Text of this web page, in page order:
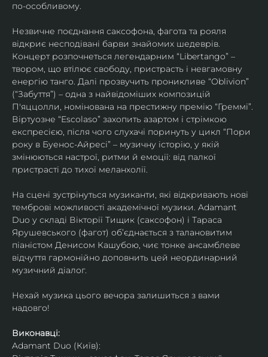
по-особливому.
Незвичне поєднання саксофона, фагота та рояля
відкриє несподівані барви знайомих шедеврів.
Концерт розпочнеться легендарним “Libertango” –
твором, що втілює свободу, пристрасть і невгамовну
енергію танго. Далі прозвучить проникливе “Oblivion”
(“Забуття”) – одна з найвідоміших композицій
П'яццолли, номінована на престижну премію “Греммі”.
Віртуозне “Escolaso” захопить азартом і стрімкою
експресією, після чого слухачі поринуть у цикл “Пори
року в Буенос-Айресі” – музичну історію, у якій
змінюються настрої, ритми й емоції: від палкої
пристрасті до тихої меланхолії.
На сцені зустрінуться музиканти, які відкривають нові
темброві можливості академічної музики. Adamant
Duo у складі Вікторії Тищик (саксофон) і Тараса
Ярушевського (фагот) об’єднається з талановитим
піаністом Денисом Кашубою, чиє тонке ансамблеве
відчуття гармонійно доповнить цей неординарний
музичний діалог.
Нехай музика цього вечора залишиться з вами
надовго!
Виконавці:
Adamant Duo (Київ):